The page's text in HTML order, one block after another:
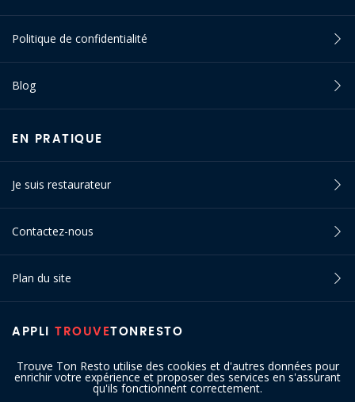
Trouve Ton Resto utilise des cookies et d'autres données pour
enrichir votre expérience et proposer des services en s'assurant
qu'ils fonctionnent correctement.
APPLI TROUVETONRESTO
Politique de confidentialité
Blog
EN PRATIQUE
Je suis restaurateur
Contactez-nous
Plan du site